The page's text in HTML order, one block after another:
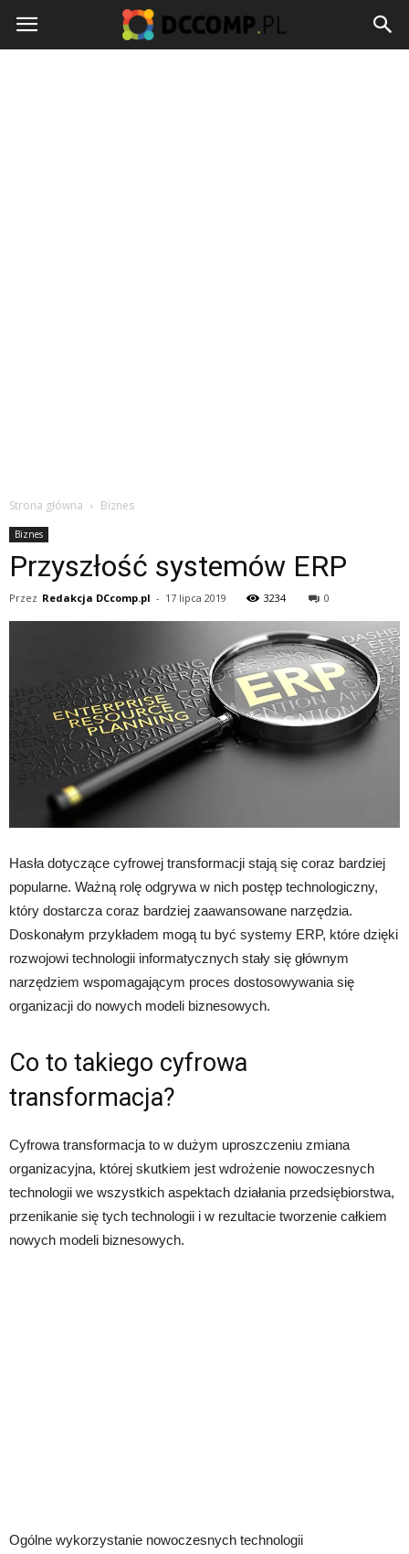
Strona główna Biznes
Biznes
Przyszłość systemów ERP
Przez Redakcja DCcomp.pl - 17 lipca 2019 3234 0
Hasła dotyczące cyfrowej transformacji stają się coraz bardziej
popularne. Ważną rolę odgrywa w nich postęp technologiczny,
który dostarcza coraz bardziej zaawansowane narzędzia.
Doskonałym przykładem mogą tu być systemy ERP, które dzięki
rozwojowi technologii informatycznych stały się głównym
narzędziem wspomagającym proces dostosowywania się
organizacji do nowych modeli biznesowych.
Co to takiego cyfrowa
transformacja?
Cyfrowa transformacja to w dużym uproszczeniu zmiana
organizacyjna, której skutkiem jest wdrożenie nowoczesnych
technologii we wszystkich aspektach działania przedsiębiorstwa,
przenikanie się tych technologii i w rezultacie tworzenie całkiem
nowych modeli biznesowych.
Ogólne wykorzystanie nowoczesnych technologii